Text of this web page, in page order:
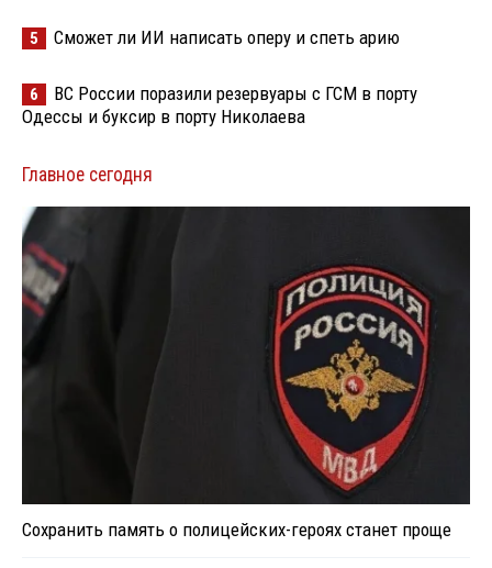
5 Сможет ли ИИ написать оперу и спеть арию
6
ВС России поразили резервуары с ГСМ в порту
Одессы и буксир в порту Николаева
Главное сегодня
Сохранить память о полицейских-героях станет проще